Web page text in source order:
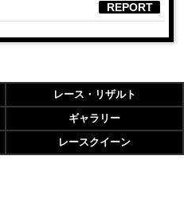
REPORT
レース・リザルト
ギャラリー
レースクイーン